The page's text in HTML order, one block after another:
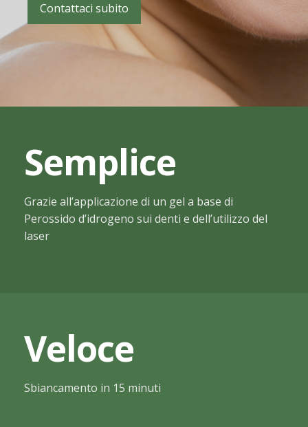
Protesi estetica
Ortodonzia invisalign
Chirurgia estrattiva
Gnatologia
Conservativa
Pedodonzia
Casi Clinici
Selfie&Funny
ContattiContattaci subito
Semplice
Grazie all’applicazione di un gel a base di
Perossido d’idrogeno sui denti e dell’utilizzo del
laser
Veloce
Sbiancamento in 15 minuti